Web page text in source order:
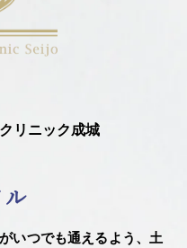
リニック成城
ル
いつでも通えるよう、土